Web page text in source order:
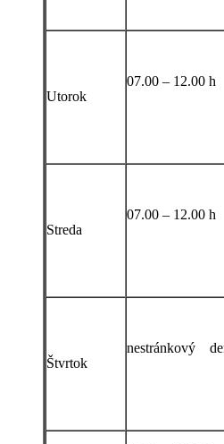
Utorok
07.00 – 12.00
Streda
07.00 – 12.00
Štvrtok
nestránkový